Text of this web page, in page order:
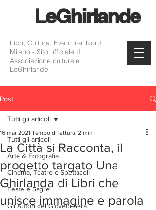
LeGhirlande
Libri, Cultura, Eventi nel Nord
Milano - Sito ufficiale di
Associazione culturale
LeGhirlande
Post
Tutti gli articoli
Arte & Fotografia
Cinema, Teatro e Spettacoli
Feste e Sagre
Gli Autori del Giovedì Sera
Tutti gli articoli
La Città si Racconta, il
progetto targato Una
Ghirlanda di Libri che
unisce immagine e parola
16 mar 2021 Tempo di lettura: 2 min